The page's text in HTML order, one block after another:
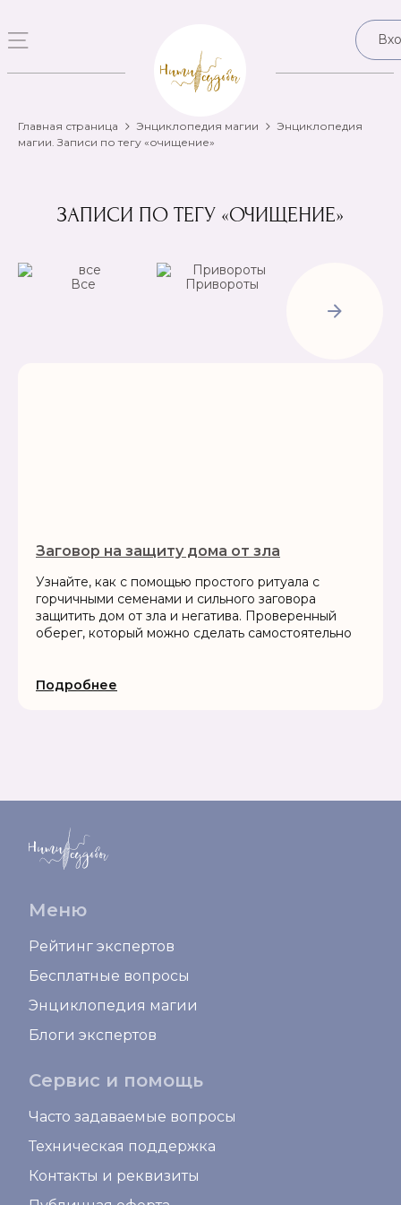
Главная страница Энциклопедия магии
Энциклопедия
магии. Записи по тегу «очищение»
ЗАПИСИ ПО ТЕГУ «ОЧИЩЕНИЕ»
Все
Привороты
Рассорки
Заговор на защиту дома от зла
Узнайте, как с помощью простого ритуала с
горчичными семенами и сильного заговора
защитить дом от зла и негатива. Проверенный
оберег, который можно сделать самостоятельно
Подробнее
Меню
Рейтинг экспертов
Бесплатные вопросы
Энциклопедия магии
Блоги экспертов
Сервис и помощь
Часто задаваемые вопросы
Техническая поддержка
Контакты и реквизиты